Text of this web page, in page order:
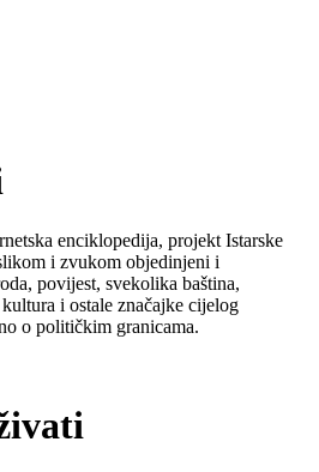
enciklopedija, projekt Istarske
i zvukom objedinjeni i
povijest, svekolika baština,
i ostale značajke cijelog
o političkim granicama.